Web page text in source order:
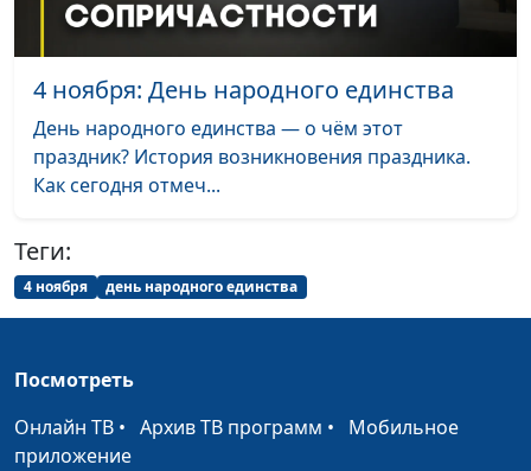
объединениями,
генеральный
секретарь
Российской
Благотворительный
Центр помощи детям
Валерий Малышев,
Валерий Евстигнеев,
Центра помощи
4 ноября: День народного единства
День народного единства — о чём этот
праздник? История возникновения праздника.
Как сегодня отмеч...
Теги:
4 ноября день народного единства
Посмотреть
Онлайн ТВ • Архив ТВ программ • Мобильное
приложение